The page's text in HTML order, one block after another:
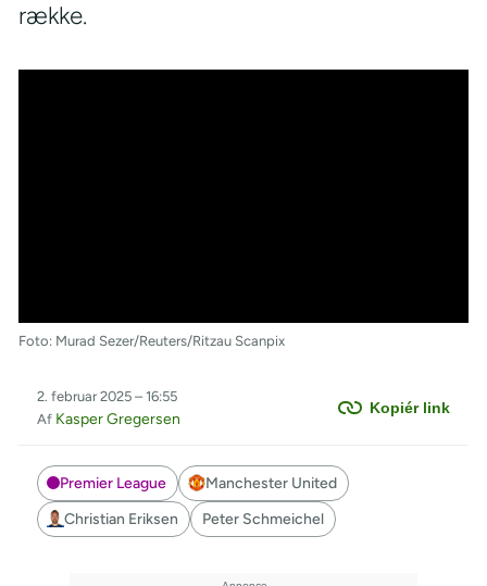
række.
Foto: Murad Sezer/Reuters/Ritzau Scanpix
Kopiér link
2. februar 2025 – 16:55
Af Kasper Gregersen
Premier League
Manchester United
Christian Eriksen
Peter Schmeichel